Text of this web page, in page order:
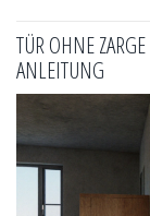
TÜR OHNE
ANLEITUNG